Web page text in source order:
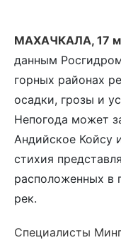
МАХАЧКАЛА, 17
данным
горных районах
осадки, грозы и
Непогода может
Андийское Койсу
стихия
расположенных в
рек.
Специалисты